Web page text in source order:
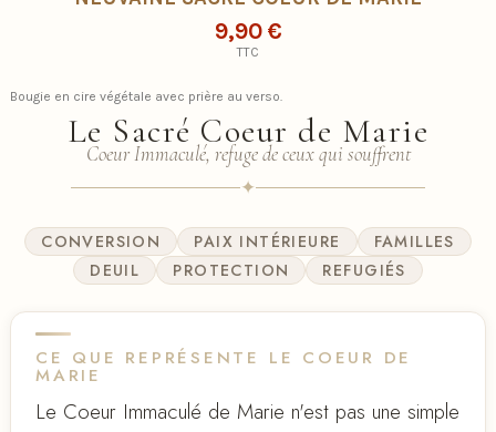
9,90 €
TTC
Bougie en cire végétale avec prière au verso.
Le Sacré Coeur de Marie
Coeur Immaculé, refuge de ceux qui souffrent
✦
CONVERSION PAIX INTÉRIEURE
FAMILLES
DEUIL
PROTECTION REFUGIÉS
CE QUE REPRÉSENTE LE COEUR DE
MARIE
Le Coeur Immaculé de Marie n'est pas une simple